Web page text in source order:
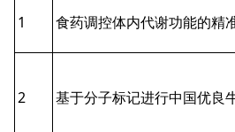
1 食药调控体内代谢功能的精
2 基于分子标记进行中国优良